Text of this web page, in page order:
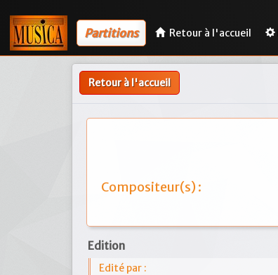
Partitions Retour à l'accueil
Retour à l'accueil
Compositeur(s) :
Edition
Edité par :